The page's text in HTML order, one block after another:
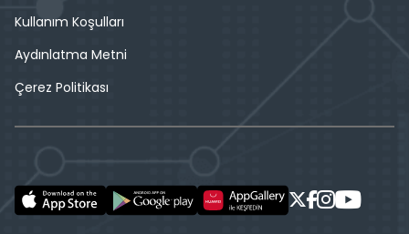
Kullanım Koşulları
Aydınlatma Metni
Çerez Politikası